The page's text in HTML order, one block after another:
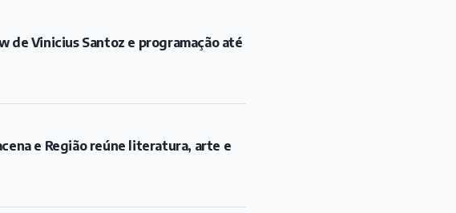
de Vinicius Santoz e programação até
e Região reúne literatura, arte e